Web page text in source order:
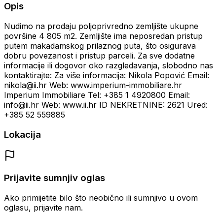
Opis
Nudimo na prodaju poljoprivredno zemljište ukupne
površine 4 805 m2. Zemljište ima neposredan pristup
putem makadamskog prilaznog puta, što osigurava
dobru povezanost i pristup parceli. Za sve dodatne
informacije ili dogovor oko razgledavanja, slobodno nas
kontaktirajte: Za više informacija: Nikola Popović Email:
nikola@ii.hr Web: www.imperium-immobiliare.hr
Imperium Immobiliare Tel: +385 1 4920800 Email:
info@ii.hr Web: www.ii.hr ID NEKRETNINE: 2621 Ured:
+385 52 559885
Lokacija
Prijavite sumnjiv oglas
Ako primijetite bilo što neobično ili sumnjivo u ovom
oglasu, prijavite nam.